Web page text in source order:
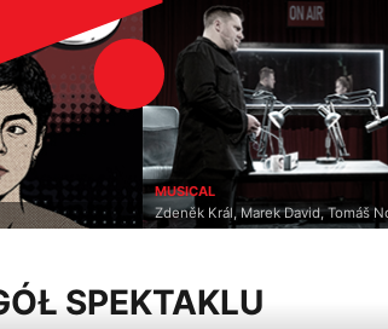
MUSICAL
Zdeněk Král, Marek David, Tomáš
SPEKTAKLU